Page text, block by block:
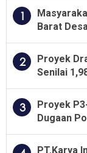
1
Barat
2
Proyek
Senilai
Kualitas
3
Proyek
Dugaan
Besar
PT.Karya